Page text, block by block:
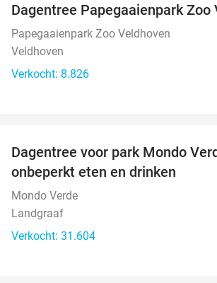
Dagentree Papegaaienpark Zoo
Papegaaienpark Zoo Veldhoven
Veldhoven
Verkocht: 8.826
Dagentree voor park Mondo
onbeperkt eten en drinken
Mondo Verde
Landgraaf
Verkocht: 31.604